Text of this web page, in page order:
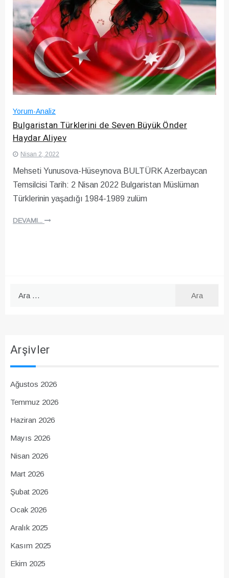
Yorum-Analiz
Bulgaristan Türklerini de Seven Büyük Önder
Haydar Aliyev
Nisan 2, 2022
Mehseti Yunusova-Hüseynova BULTÜRK Azerbaycan
Temsilcisi Tarih: 2 Nisan 2022 Bulgaristan Müslüman
Türklerinin yaşadığı 1984-1989 zulüm
DEVAMI...
Arşivler
Ağustos 2026
Temmuz 2026
Haziran 2026
Mayıs 2026
Nisan 2026
Mart 2026
Şubat 2026
Ocak 2026
Aralık 2025
Kasım 2025
Ekim 2025